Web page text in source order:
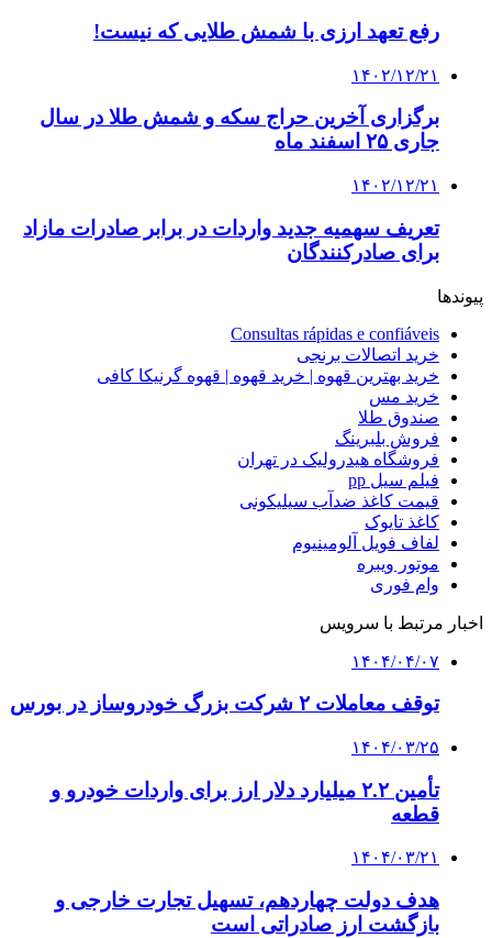
رفع تعهد ارزی با شمش طلایی که نیست!
۱۴۰۲/۱۲/۲۱
برگزاری آخرین حراج سکه و شمش طلا در سال
جاری ۲۵ اسفند ماه
۱۴۰۲/۱۲/۲۱
تعریف سهمیه جدید واردات در برابر صادرات مازاد
برای صادرکنندگان
پیوندها
Consultas rápidas e confiáveis
خرید اتصالات برنجی
خرید بهترین قهوه | خرید قهوه | قهوه گرنیکا کافی
خرید مس
صندوق طلا
فروش بلبرینگ
فروشگاه هیدرولیک در تهران
فیلم سیل pp
قیمت کاغذ ضدآب سیلیکونی
کاغذ تایوک
لفاف فویل آلومینیوم
موتور ویبره
وام فوری
اخبار مرتبط با سرویس
۱۴۰۴/۰۴/۰۷
توقف معاملات ۲ شرکت بزرگ خودروساز در بورس
۱۴۰۴/۰۳/۲۵
تأمین ۲.۲ میلیارد دلار ارز برای واردات خودرو و
قطعه
۱۴۰۴/۰۳/۲۱
هدف دولت چهاردهم، تسهیل تجارت خارجی و
بازگشت ارز صادراتی است